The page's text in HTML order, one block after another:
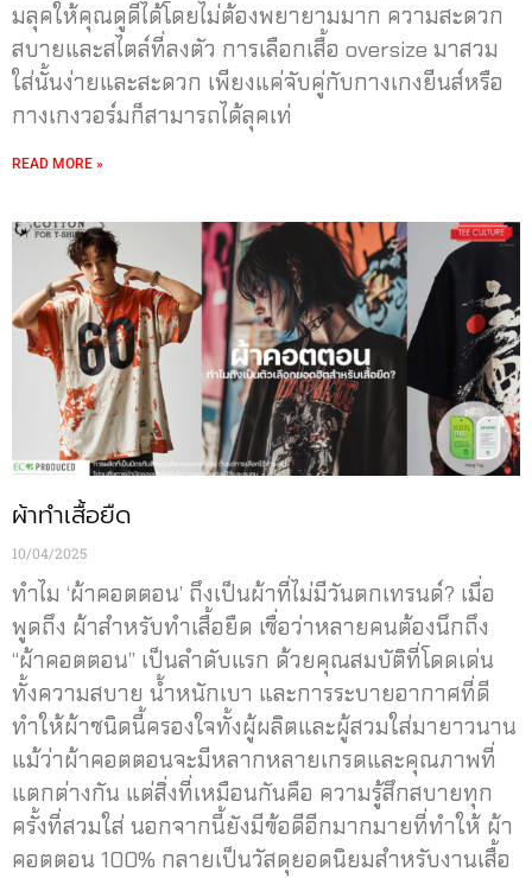
มลุคให้คุณดูดีได้โดยไม่ต้องพยายามมาก ความสะดวก
สบายและสไตล์ที่ลงตัว การเลือกเสื้อ oversize มาสวม
ใส่นั้นง่ายและสะดวก เพียงแค่จับคู่กับกางเกงยีนส์หรือ
กางเกงวอร์มก็สามารถได้ลุคเท่
READ MORE »
ผ้าทำเสื้อยืด
10/04/2025
ทำไม ‘ผ้าคอตตอน’ ถึงเป็นผ้าที่ไม่มีวันตกเทรนด์? เมื่อ
พูดถึง ผ้าสำหรับทำเสื้อยืด เชื่อว่าหลายคนต้องนึกถึง
“ผ้าคอตตอน” เป็นลำดับแรก ด้วยคุณสมบัติที่โดดเด่น
ทั้งความสบาย น้ำหนักเบา และการระบายอากาศที่ดี
ทำให้ผ้าชนิดนี้ครองใจทั้งผู้ผลิตและผู้สวมใส่มายาวนาน
แม้ว่าผ้าคอตตอนจะมีหลากหลายเกรดและคุณภาพที่
แตกต่างกัน แต่สิ่งที่เหมือนกันคือ ความรู้สึกสบายทุก
ครั้งที่สวมใส่ นอกจากนี้ยังมีข้อดีอีกมากมายที่ทำให้ ผ้า
คอตตอน 100% กลายเป็นวัสดุยอดนิยมสำหรับงานเสื้อ